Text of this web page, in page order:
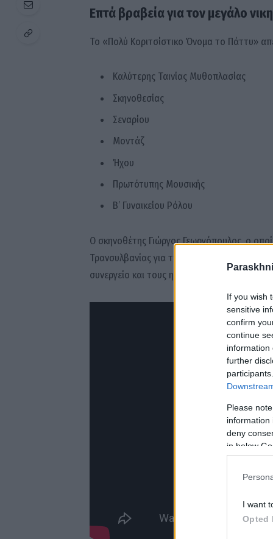
If you wish
sensitive
confirm
continue
information
further
Please
information
deny
in below
I want
Opted
Επτά βραβεία για τον μεγάλο
Το «Πολύ Κοριτσίστικο Όνομα το Πάττυ»
Καλύτερης Ταινίας Μυθοπλασίας
Σκηνοθεσίας
Σεναρίου
Μοντάζ
Ήχου
Πρωτότυπης Μουσικής
Β’ Γυναικείου Ρόλου
Ο σκηνοθέτης Γιώργος Γεωργόπουλος, ο
Τρανσυλβανίας για την παρουσίαση της
συνεργείο και τους ηθοποιούς της